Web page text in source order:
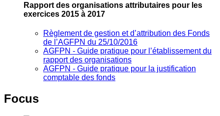
Rapport des organisations attributaires pour les
exercices 2015 à 2017
Règlement de gestion et d’attribution des Fonds
de l’AGFPN du 25/10/2016
AGFPN ‐ Guide pratique pour l’établissement du
rapport des organisations
AGFPN ‐ Guide pratique pour la justification
comptable des fonds
Focus